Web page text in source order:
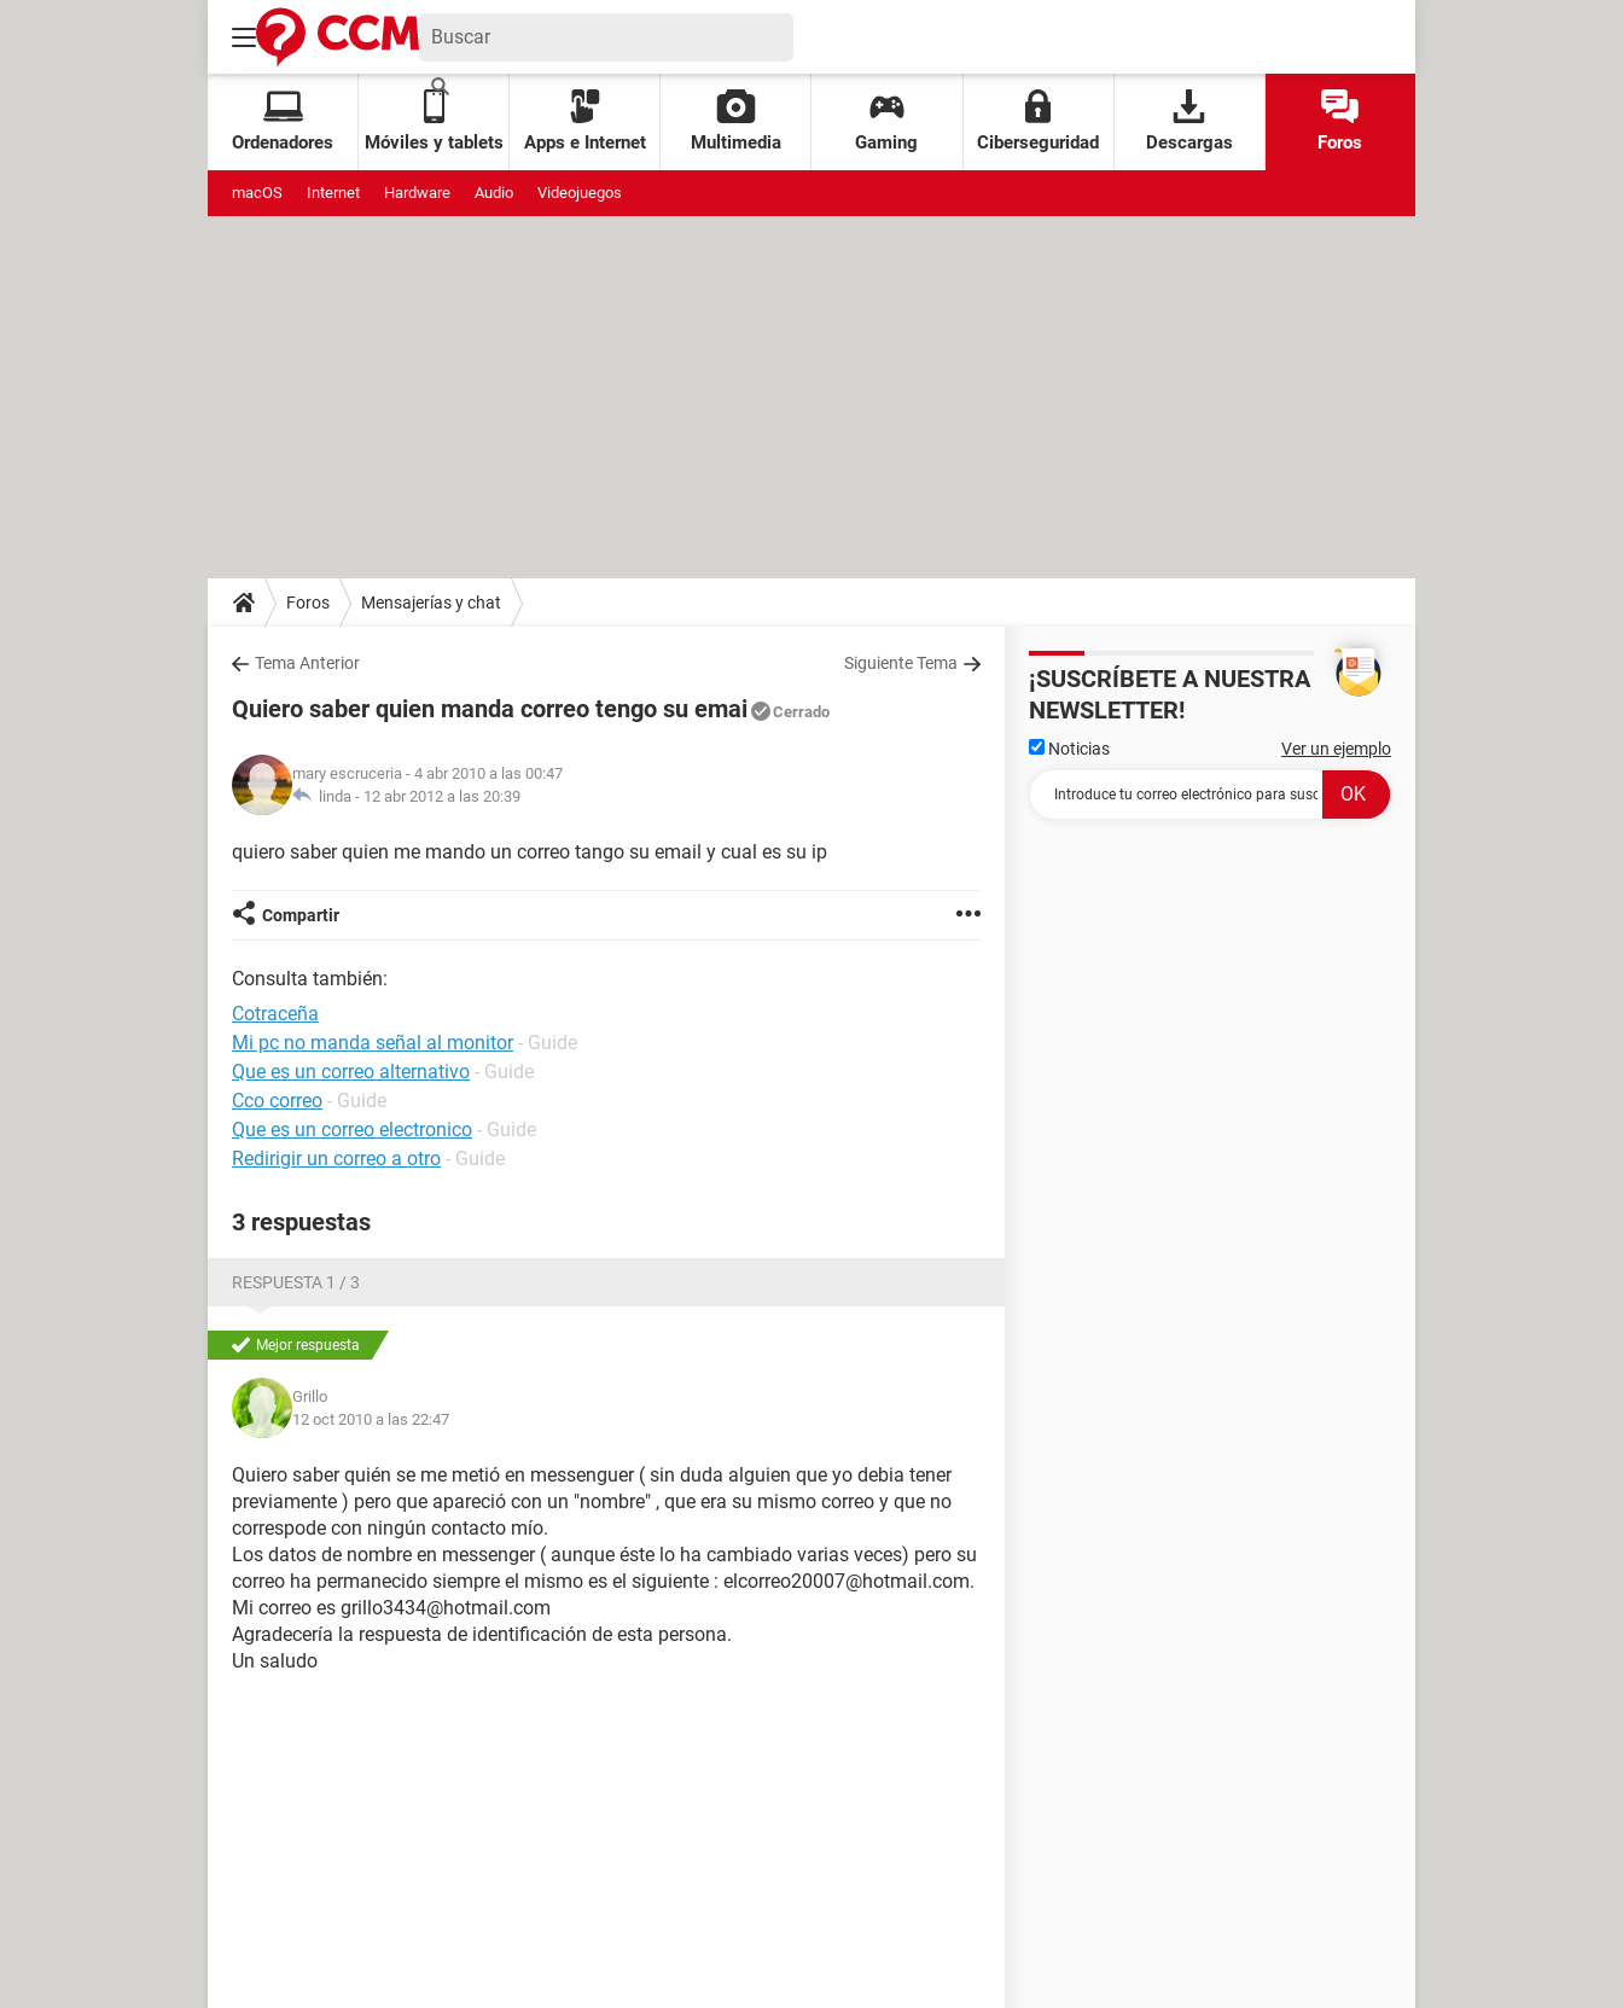
Ordenadores Móviles y tablets Apps e Internet Multimedia Gaming Ciberseguridad Descargas Foros
macOS Internet Hardware Audio Videojuegos
Foros Mensajerías y chat
Tema Anterior Siguiente Tema
Quiero saber quien manda correo tengo su emai Cerrado
mary escruceria - 4 abr 2010 a las 00:47
linda - 12 abr 2012 a las 20:39
quiero saber quien me mando un correo tango su email y cual es su ip
Compartir
Consulta también:
Cotraceña
Mi pc no manda señal al monitor - Guide
Que es un correo alternativo - Guide
Cco correo - Guide
Que es un correo electronico - Guide
Redirigir un correo a otro - Guide
3 respuestas
RESPUESTA 1 / 3
Mejor respuesta
Grillo
12 oct 2010 a las 22:47
Quiero saber quién se me metió en messenguer ( sin duda alguien que yo debia tener
previamente ) pero que apareció con un "nombre" , que era su mismo correo y que no
correspode con ningún contacto mío.
Los datos de nombre en messenger ( aunque éste lo ha cambiado varias veces) pero su
correo ha permanecido siempre el mismo es el siguiente : elcorreo20007@hotmail.com.
Mi correo es grillo3434@hotmail.com
Agradecería la respuesta de identificación de esta persona.
Un saludo
¡SUSCRÍBETE A NUESTRA
NEWSLETTER!
Noticias Ver un ejemplo